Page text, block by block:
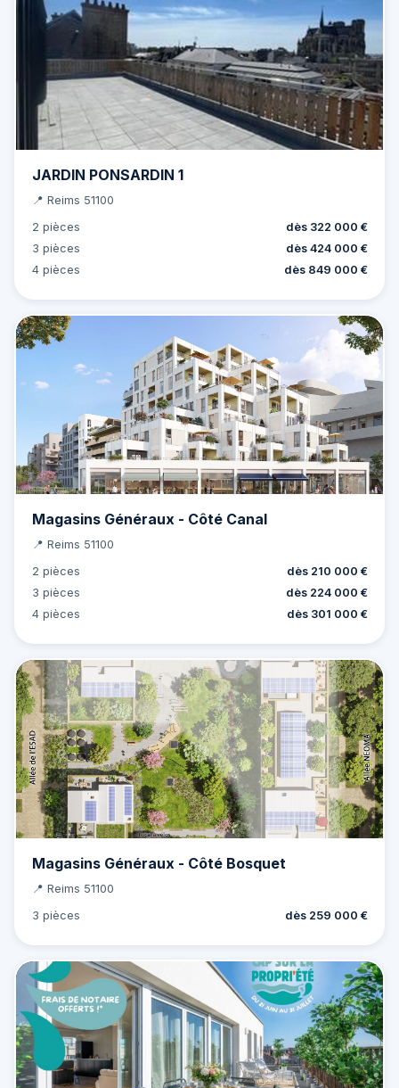
JARDIN PONSARDIN 1
📍 Reims 51100
2 pièces
dès 322 000 €
3 pièces
dès 424 000 €
4 pièces
dès 849 000 €
Magasins Généraux - Côté Canal
📍 Reims 51100
2 pièces
dès 210 000 €
3 pièces
dès 224 000 €
4 pièces
dès 301 000 €
Magasins Généraux - Côté Bosquet
📍 Reims 51100
3 pièces
dès 259 000 €